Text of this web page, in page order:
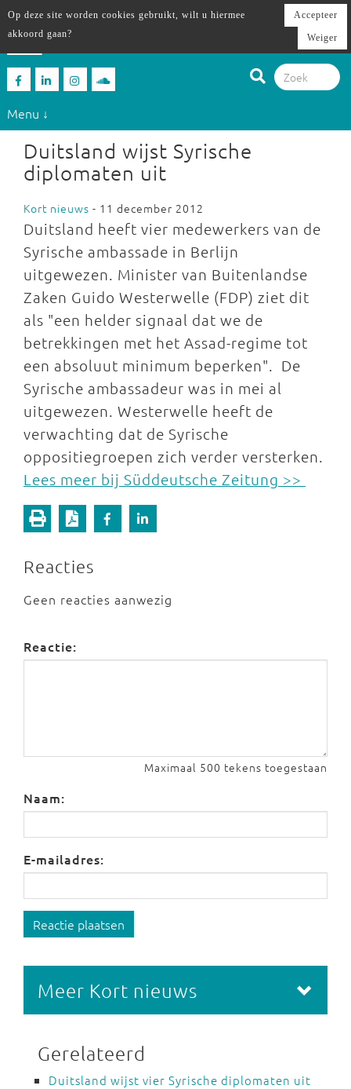
Menu ↓
Duitsland wijst Syrische
diplomaten uit
Kort nieuws - 11 december 2012
Duitsland heeft vier medewerkers van de
Syrische ambassade in Berlijn
uitgewezen. Minister van Buitenlandse
Zaken Guido Westerwelle (FDP) ziet dit
als "een helder signaal dat we de
betrekkingen met het Assad-regime tot
een absoluut minimum beperken". De
Syrische ambassadeur was in mei al
uitgewezen. Westerwelle heeft de
verwachting dat de Syrische
oppositiegroepen zich verder versterken.
Lees meer bij Süddeutsche Zeitung >>
Reacties
Geen reacties aanwezig
Reactie:
Maximaal 500 tekens toegestaan
Naam:
E-mailadres:
Reactie plaatsen
Meer Kort nieuws
Gerelateerd
Duitsland wijst vier Syrische diplomaten uit
Op deze site worden cookies gebruikt, wilt u hiermee
akkoord gaan?
Accepteer
Weiger